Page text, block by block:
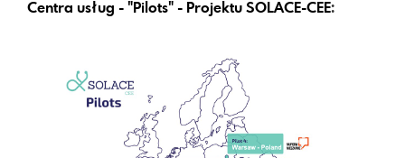
Centra usług - "Pilots" - Projektu SOLACE-CEE: